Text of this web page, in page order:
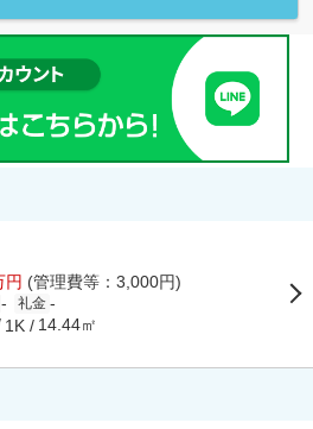
円 (管理費等：3,000円)
- 礼金 -
1K 14.44㎡